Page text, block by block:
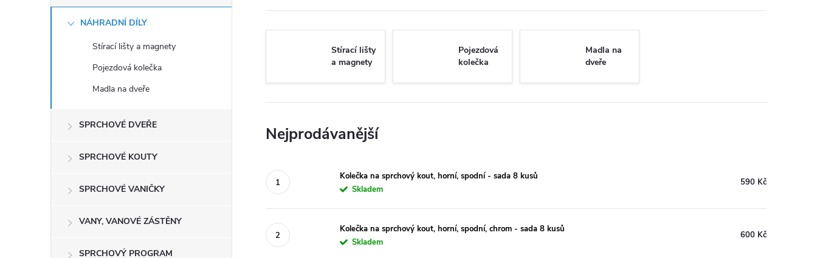
NÁHRADNÍ DÍLY
Stírací lišty a magnety
Pojezdová kolečka
Madla na dveře
SPRCHOVÉ DVEŘE
SPRCHOVÉ KOUTY
SPRCHOVÉ VANIČKY
VANY, VANOVÉ ZÁSTĚNY
SPRCHOVÝ PROGRAM
Stírací lišty
a magnety
Pojezdová
kolečka
Madla na
dveře
Nejprodávanější
Kolečka na sprchový kout, horní, spodní - sada 8 kusů
Skladem
590 Kč
Kolečka na sprchový kout, horní, spodní, chrom - sada 8 kusů
Skladem
600 Kč